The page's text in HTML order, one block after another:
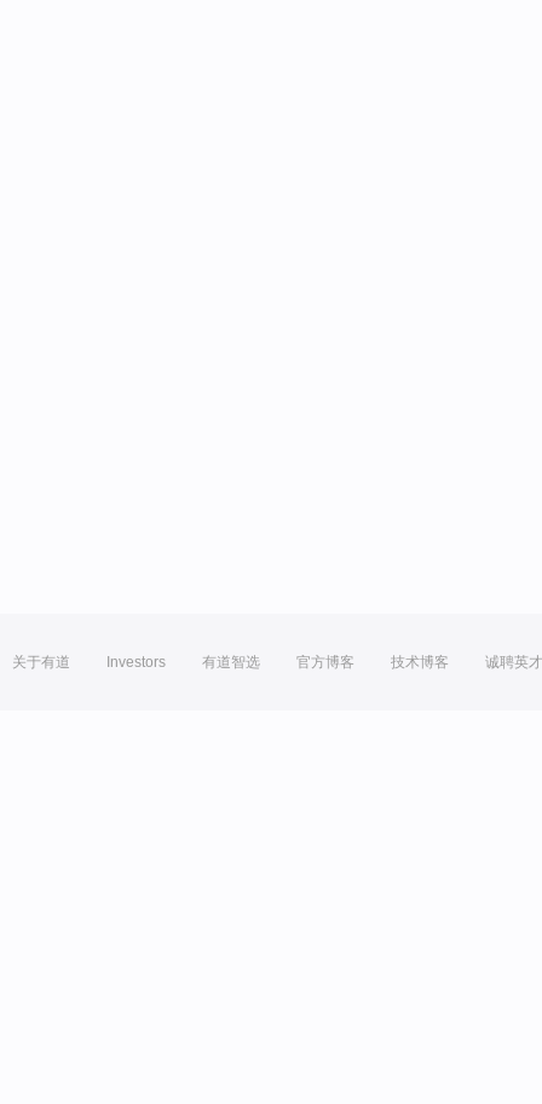
关于有道 Investors 有道智选 官方博客 技术博客 诚聘英才